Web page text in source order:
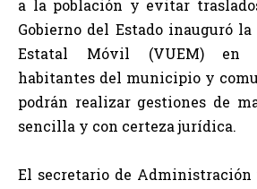
a la población y evitar
Gobierno del Estado inauguró
Estatal Móvil (VUEM) en
habitantes del municipio y
podrán realizar gestiones de
sencilla y con certeza jurídica.
El secretario de Administración